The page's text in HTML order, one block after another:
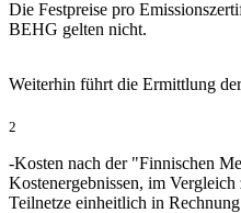
Die Festpreise pro
BEHG gelten nicht.
Weiterhin führt die Ermittlung
2
-Kosten nach der "Finnischen
Kostenergebnissen, im
Teilnetze einheitlich in